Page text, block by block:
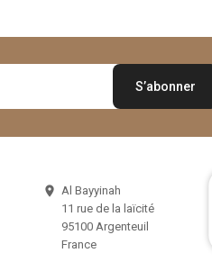
 Al Bayyinah
11 rue de la laïcité
95100 Argenteuil
France